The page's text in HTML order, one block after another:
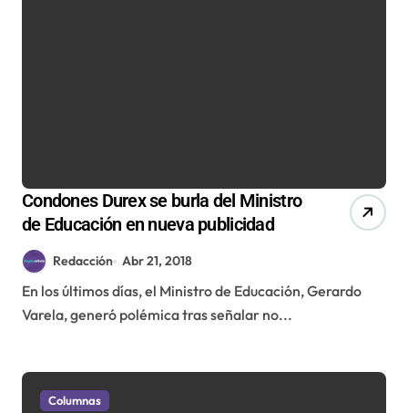
Condones Durex se burla del Ministro
de Educación en nueva publicidad
Redacción Abr 21, 2018
En los últimos días, el Ministro de Educación, Gerardo
Varela, generó polémica tras señalar no...
Columnas